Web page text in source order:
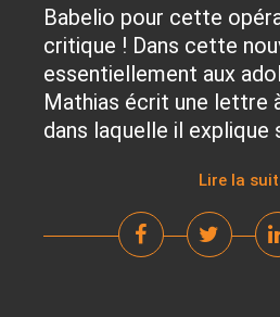
Babelio pour cette
critique ! Dans cette
essentiellement aux
Mathias écrit une lettre
dans laquelle il explique
Lire la